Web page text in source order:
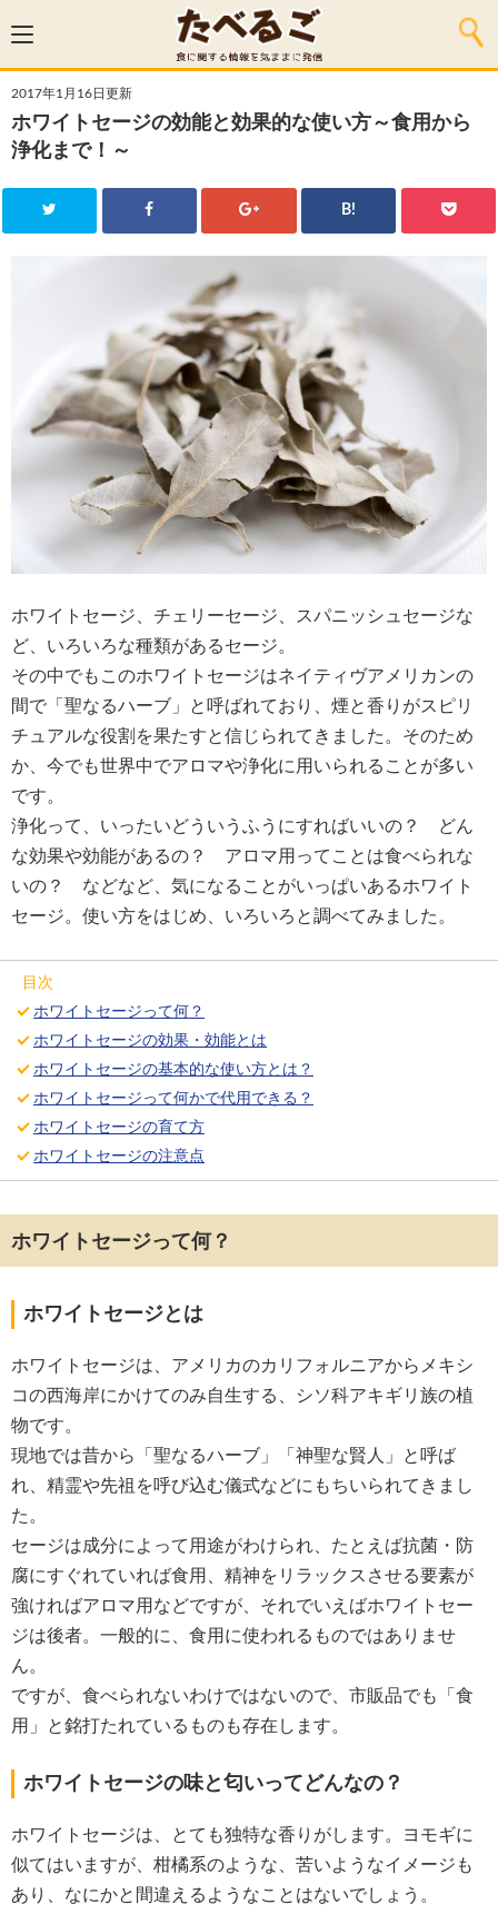
2017年1月16日更新
ホワイトセージの効能と効果的な使い方～食用から
浄化まで！～
B!
ホワイトセージ、チェリーセージ、スパニッシュセージな
ど、いろいろな種類があるセージ。
その中でもこのホワイトセージはネイティヴアメリカンの
間で「聖なるハーブ」と呼ばれており、煙と香りがスピリ
チュアルな役割を果たすと信じられてきました。そのため
か、今でも世界中でアロマや浄化に用いられることが多い
です。
浄化って、いったいどういうふうにすればいいの？ どん
な効果や効能があるの？ アロマ用ってことは食べられな
いの？ などなど、気になることがいっぱいあるホワイト
セージ。使い方をはじめ、いろいろと調べてみました。
目次
ホワイトセージって何？
ホワイトセージの効果・効能とは
ホワイトセージの基本的な使い方とは？
ホワイトセージって何かで代用できる？
ホワイトセージの育て方
ホワイトセージの注意点
ホワイトセージって何？
ホワイトセージとは
ホワイトセージは、アメリカのカリフォルニアからメキシ
コの西海岸にかけてのみ自生する、シソ科アキギリ族の植
物です。
現地では昔から「聖なるハーブ」「神聖な賢人」と呼ば
れ、精霊や先祖を呼び込む儀式などにもちいられてきまし
た。
セージは成分によって用途がわけられ、たとえば抗菌・防
腐にすぐれていれば食用、精神をリラックスさせる要素が
強ければアロマ用などですが、それでいえばホワイトセー
ジは後者。一般的に、食用に使われるものではありませ
ん。
ですが、食べられないわけではないので、市販品でも「食
用」と銘打たれているものも存在します。
ホワイトセージの味と匂いってどんなの？
ホワイトセージは、とても独特な香りがします。ヨモギに
似てはいますが、柑橘系のような、苦いようなイメージも
あり、なにかと間違えるようなことはないでしょう。